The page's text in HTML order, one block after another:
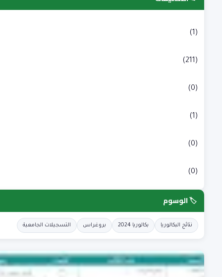
(1)
(211)
(0)
(1)
(0)
(0)
🏷️ الوسوم
نتائج البكالوريا بكالوريا 2024 بروغراس التسجيلات الجامعية